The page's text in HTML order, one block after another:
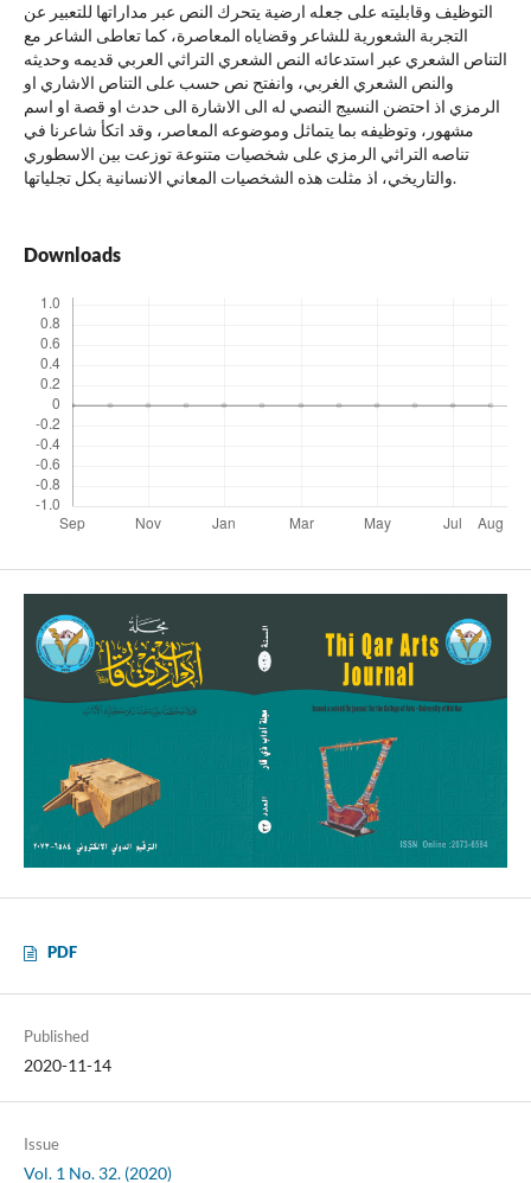
التوظيف وقابليته على جعله ارضية يتحرك النص عبر مداراتها للتعبير عن
التجربة الشعورية للشاعر وقضاياه المعاصرة، كما تعاطى الشاعر مع
التناص الشعري عبر استدعائه النص الشعري التراثي العربي قديمه وحديثه
والنص الشعري الغربي، وانفتح نص حسب على التناص الاشاري او
الرمزي اذ احتضن النسيج النصي له الى الاشارة الى حدث او قصة او اسم
مشهور، وتوظيفه بما يتماثل وموضوعه المعاصر، وقد اتكأ شاعرنا في
تناصه التراثي الرمزي على شخصيات متنوعة توزعت بين الاسطوري
والتاريخي، اذ مثلت هذه الشخصيات المعاني الانسانية بكل تجلياتها.
Downloads
PDF
Published
2020-11-14
Issue
Vol. 1 No. 32. (2020)